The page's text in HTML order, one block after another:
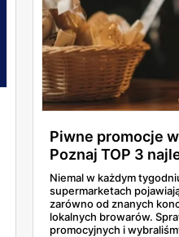
Piwne promocje
Poznaj TOP 3
Niemal w każdym tygodniu w popularnych dyskontach i
supermarketach
zarówno od znanych
lokalnych browarów.
promocyjnych i